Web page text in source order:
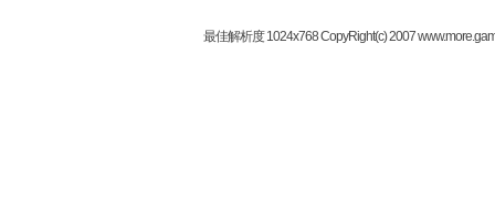
最佳解析度 1024x768 CopyRight(c) 2007